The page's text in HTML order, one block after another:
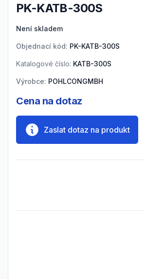
PK-KATB-300S
Není skladem
Objednací kód: PK-KATB-300S
Katalogové číslo: KATB-300S
Výrobce: POHLCONGMBH
Cena na dotaz
Zaslat dotaz na produkt